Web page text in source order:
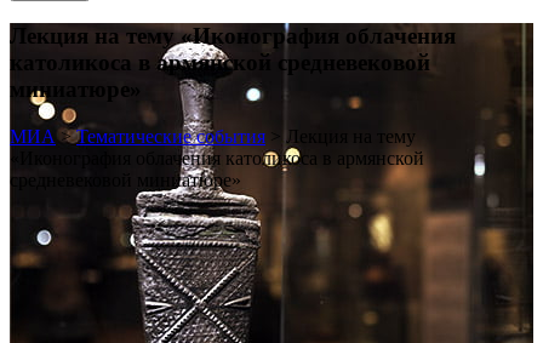
Лекция на тему «Иконография облачения
католикоса в армянской средневековой
миниатюре»
МИА >Тематические события > Лекция на тему
«Иконография облачения католикоса в армянской
средневековой миниатюре»